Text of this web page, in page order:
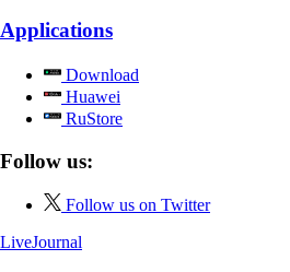
Applications
Download
Huawei
RuStore
Follow us:
Follow us on Twitter
LiveJournal